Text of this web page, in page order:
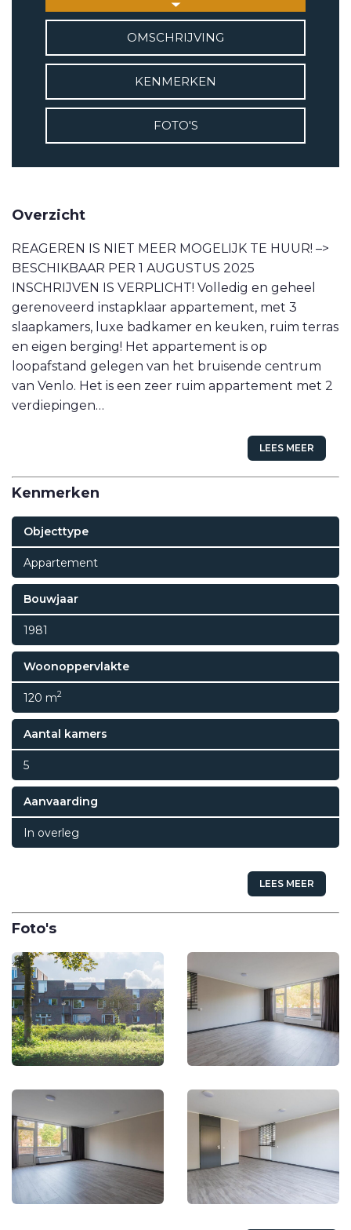
BEL VETEBE
E-MAIL VETEBE
VETEBE INSTAGRAM
VETEBE FACEBOOK
OMSCHRIJVING
KENMERKEN
FOTO'S
Overzicht
REAGEREN IS NIET MEER MOGELIJK TE HUUR! –>
BESCHIKBAAR PER 1 AUGUSTUS 2025
INSCHRIJVEN IS VERPLICHT! Volledig en geheel
gerenoveerd instapklaar appartement, met 3
slaapkamers, luxe badkamer en keuken, ruim terras
en eigen berging! Het appartement is op
loopafstand gelegen van het bruisende centrum
van Venlo. Het is een zeer ruim appartement met 2
verdiepingen…
LEES MEER
Kenmerken
Objecttype
Appartement
Bouwjaar
1981
Woonoppervlakte
120 m2
Aantal kamers
5
Aanvaarding
In overleg
LEES MEER
Foto's